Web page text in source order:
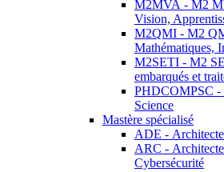
M2MVA - M2
Vision,
M2QMI - M2
Mathématiques,
M2SETI - M2
embarqués et
PHDCOMPSC -
Science
Mastère spécialisé
ADE -
ARC -
Cybersécurité